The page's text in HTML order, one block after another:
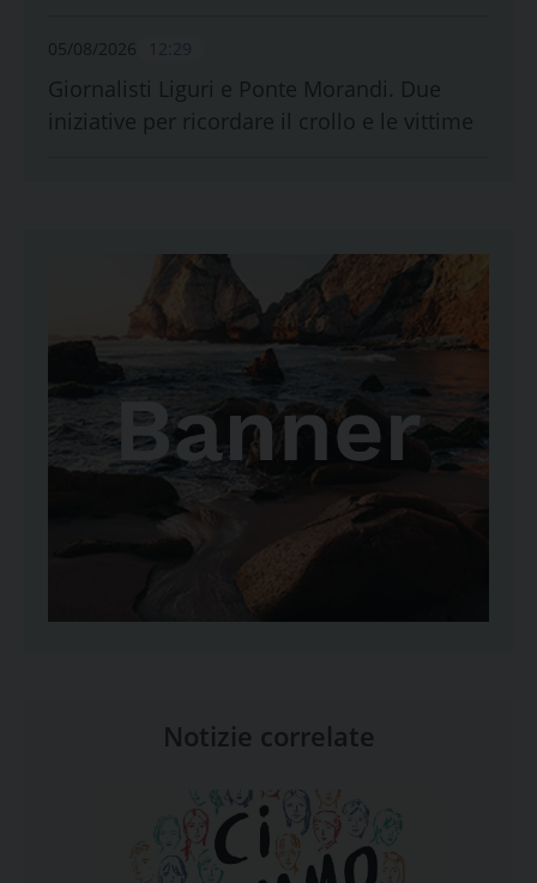
05/08/2026
Giornalisti Liguri e Ponte Morandi. Due
iniziative per ricordare il crollo e le vittime
Notizie correlate